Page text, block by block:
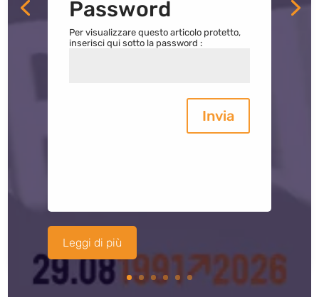
Password
Per visualizzare questo articolo protetto,
inserisci qui sotto la password :
Invia
Leggi di più